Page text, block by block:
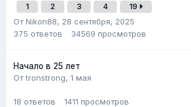
1 2 3 4 19
От Nikon88, 28 сентября, 2025
375 ответов 34569 просмотров
Начало в 25 лет
От tronstrong, 1 мая
18 ответов 1411 просмотров